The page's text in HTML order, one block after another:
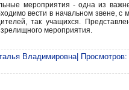
мероприятия - одна из
вести в начальном звене, с
так учащихся.
зрелищного мероприятия.
Владимировна| Просмотров: